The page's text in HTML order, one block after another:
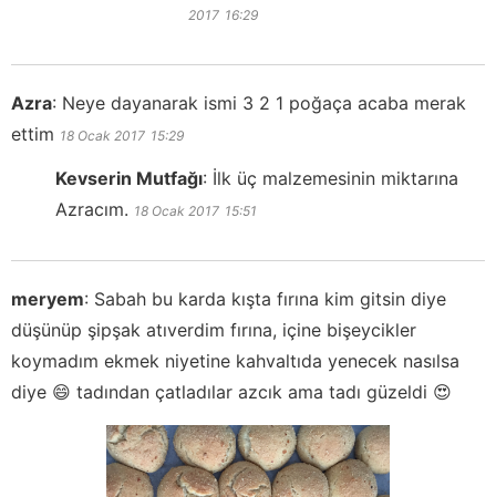
2017 16:29
Azra: Neye dayanarak ismi 3 2 1 poğaça acaba merak
ettim 18 Ocak 2017 15:29
Kevserin Mutfağı: İlk üç malzemesinin miktarına
Azracım. 18 Ocak 2017 15:51
meryem: Sabah bu karda kışta fırına kim gitsin diye
düşünüp şipşak atıverdim fırına, içine bişeycikler
koymadım ekmek niyetine kahvaltıda yenecek nasılsa
diye 😄 tadından çatladılar azcık ama tadı güzeldi 😍